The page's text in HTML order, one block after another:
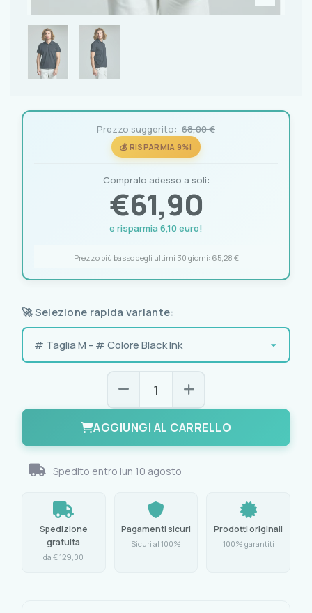
Prezzo suggerito: 68,00 €
💰 RISPARMIA 9%!
Compralo adesso a soli:
€61,90
e risparmia 6,10 euro!
Prezzo più basso degli ultimi 30 giorni: 65,28 €
🚀 Selezione rapida variante:
AGGIUNGI AL CARRELLO
Spedito entro lun 10 agosto
Spedizione
gratuita
da € 129,00
Pagamenti sicuri
Sicuri al 100%
Prodotti originali
100% garantiti